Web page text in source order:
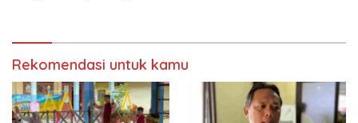
Rekomendasi untuk kamu